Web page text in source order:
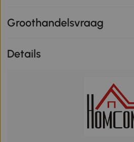
Groothandelsvraag
Details